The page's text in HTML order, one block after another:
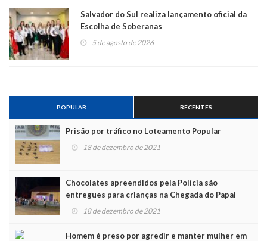
Salvador do Sul realiza lançamento oficial da
Escolha de Soberanas
5 de agosto de 2026
POPULAR RECENTES
Prisão por tráfico no Loteamento Popular
18 de dezembro de 2021
Chocolates apreendidos pela Polícia são
entregues para crianças na Chegada do Papai
Noel
18 de dezembro de 2021
Homem é preso por agredir e manter mulher em